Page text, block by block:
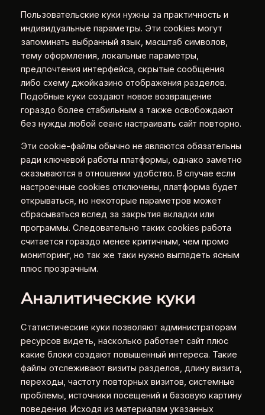
Пользовательские куки нужны за практичность и
индивидуальные параметры. Эти cookies могут
запоминать выбранный язык, масштаб символов,
тему оформления, локальные параметры,
предпочтения интерфейса, скрытые сообщения
либо схему джойказино отображения разделов.
Подобные куки создают новое возвращение
гораздо более стабильным а также освобождают
без нужды любой сеанс настраивать сайт повторно.
Эти cookie-файлы обычно не являются обязательны
ради ключевой работы платформы, однако заметно
сказываются в отношении удобство. В случае если
настроечные cookies отключены, платформа будет
открываться, но некоторые параметров может
сбрасываться вслед за закрытия вкладки или
программы. Следовательно таких cookies работа
считается гораздо менее критичным, чем промо
мониторинг, но так же таки нужно выглядеть ясным
плюс прозрачным.
Аналитические куки
Статистические куки позволяют администраторам
ресурсов видеть, насколько работает сайт плюс
какие блоки создают повышенный интереса. Такие
файлы отслеживают визиты разделов, длину визита,
переходы, частоту повторных визитов, системные
проблемы, источники посещений и базовую картину
поведения. Исходя из материалам указанных